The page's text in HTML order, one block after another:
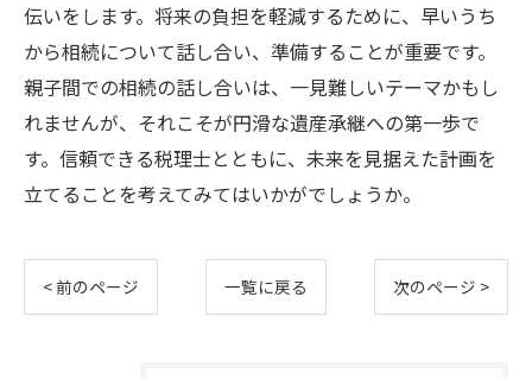
伝いをします。将来の負担を軽減するために、早いうち
から相続について話し合い、準備することが重要です。
親子間での相続の話し合いは、一見難しいテーマかもし
れませんが、それこそが円滑な遺産承継への第一歩で
す。信頼できる税理士とともに、未来を見据えた計画を
立てることを考えてみてはいかがでしょうか。
< 前のページ 一覧に戻る 次のページ >